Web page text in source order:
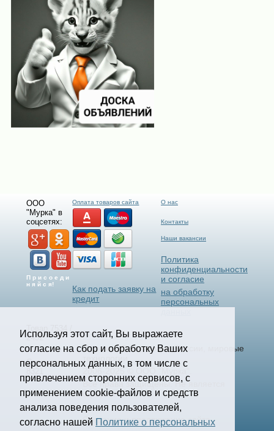
Используя этот сайт, Вы выражаете
согласие на сбор и обработку Ваших
персональных данных, в том числе с
привлечением сторонних сервисов, с
применением cookie-файлов и средств
анализа поведения пользователей,
согласно нашей Политике о персональных
ООО
"Мурка" в
соцсетях:
П р и с о е д и
н я й с я!
Оплата товаров сайта
Как подать заявку на
кредит
О нас
Контакты
Наши вакансии
Политика
конфиденциальности
и согласие
на обработку
персональных
2432
Страница
8321
Select Language▼
Станки и Спецтехника России, мировые
2006-2025 © ООО "Мурка".
Все права защищены.Не является
офертой.
Создание и продвижение сайта